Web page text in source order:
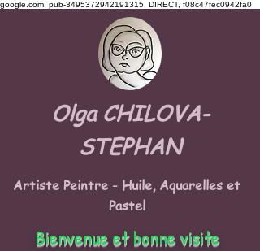
google.com, pub-3495372942191315, DIRECT, f08c47fec0942fa0
Olga CHILOVA-
STEPHAN
Artiste Peintre - Huile, Aquarelles et
Pastel
Bienvenue et bonne visite